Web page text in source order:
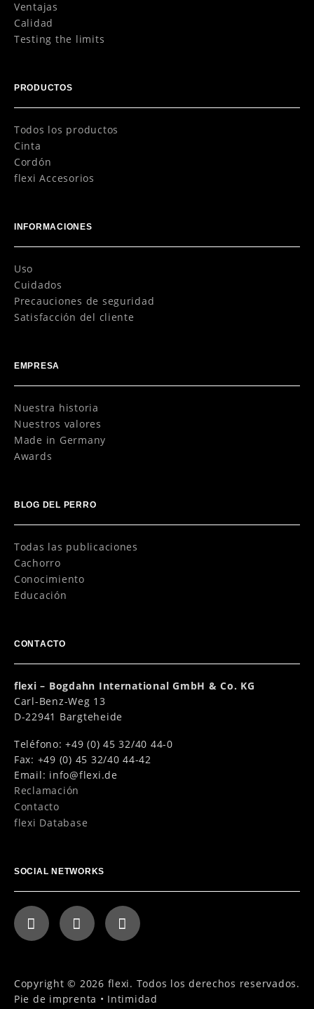
Ventajas
Calidad
Testing the limits
PRODUCTOS
Todos los productos
Cinta
Cordón
flexi Accesorios
INFORMACIONES
Uso
Cuidados
Precauciones de seguridad
Satisfacción del cliente
EMPRESA
Nuestra historia
Nuestros valores
Made in Germany
Awards
BLOG DEL PERRO
Todas las publicaciones
Cachorro
Conocimiento
Educación
CONTACTO
flexi – Bogdahn International GmbH & Co. KG
Carl-Benz-Weg 13
D-22941 Bargteheide
Teléfono: +49 (0) 45 32/40 44-0
Fax: +49 (0) 45 32/40 44-42
Email: info@flexi.de
Reclamación
Contacto
flexi Database
SOCIAL NETWORKS
Copyright © 2026 flexi. Todos los derechos reservados.
Pie de imprenta • Intimidad